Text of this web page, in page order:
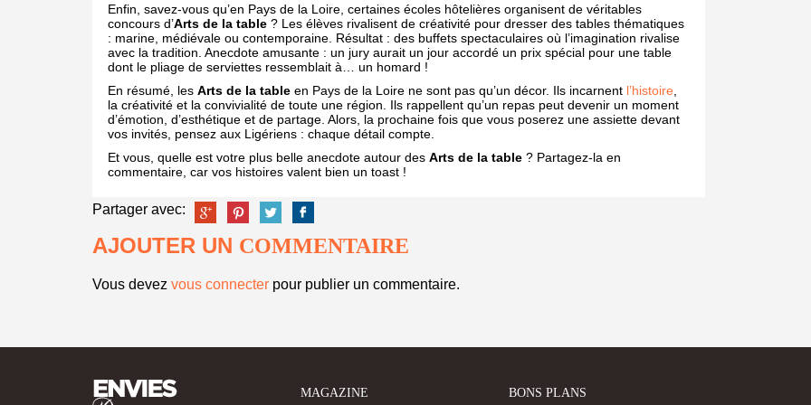
Enfin, savez-vous qu’en Pays de la Loire, certaines écoles hôtelières organisent de véritables
concours d’Arts de la table ? Les élèves rivalisent de créativité pour dresser des tables thématiques
: marine, médiévale ou contemporaine. Résultat : des buffets spectaculaires où l’imagination rivalise
avec la tradition. Anecdote amusante : un jury aurait un jour accordé un prix spécial pour une table
dont le pliage de serviettes ressemblait à… un homard !
En résumé, les Arts de la table en Pays de la Loire ne sont pas qu’un décor. Ils incarnent l’histoire
la créativité et la convivialité de toute une région. Ils rappellent qu’un repas peut devenir un moment
d’émotion, d’esthétique et de partage. Alors, la prochaine fois que vous poserez une assiette devant
vos invités, pensez aux Ligériens : chaque détail compte.
Et vous, quelle est votre plus belle anecdote autour des Arts de la table ? Partagez-la en
commentaire, car vos histoires valent bien un toast !
Partager avec:
AJOUTER UN COMMENTAIRE
Vous devez vous connecter pour publier un commentaire.
MAGAZINE BONS PLANS